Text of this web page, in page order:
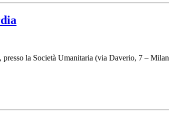
la Società Umanitaria (via Daverio, 7 –